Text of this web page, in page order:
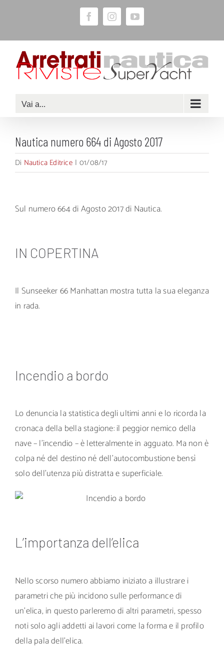
contenuto
FacebookInstagramYouTube
Vai a...
Nautica numero 664 di Agosto 2017
Di Nautica Editrice | 01/08/17
Sul numero 664 di Agosto 2017 di Nautica.
IN COPERTINA
Il Sunseeker 66 Manhattan mostra tutta la sua eleganza
in rada.
Incendio a bordo
Lo denuncia la statistica degli ultimi anni e lo ricorda la
cronaca della bella stagione: il peggior nemico della
nave – l’incendio – è letteralmente in agguato. Ma non è
colpa né del destino né dell’autocombustione bensì
solo dell’utenza più distratta e superficiale.
L’importanza dell’elica
Nello scorso numero abbiamo iniziato a illustrare i
parametri che più incidono sulle performance di
un’elica, in questo parleremo di altri parametri, spesso
noti solo agli addetti ai lavori come la forma e il profilo
della pala dell’elica.